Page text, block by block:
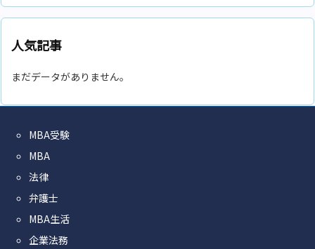
人気記事
まだデータがありません。
MBA受験
MBA
法律
弁護士
MBA生活
企業法務